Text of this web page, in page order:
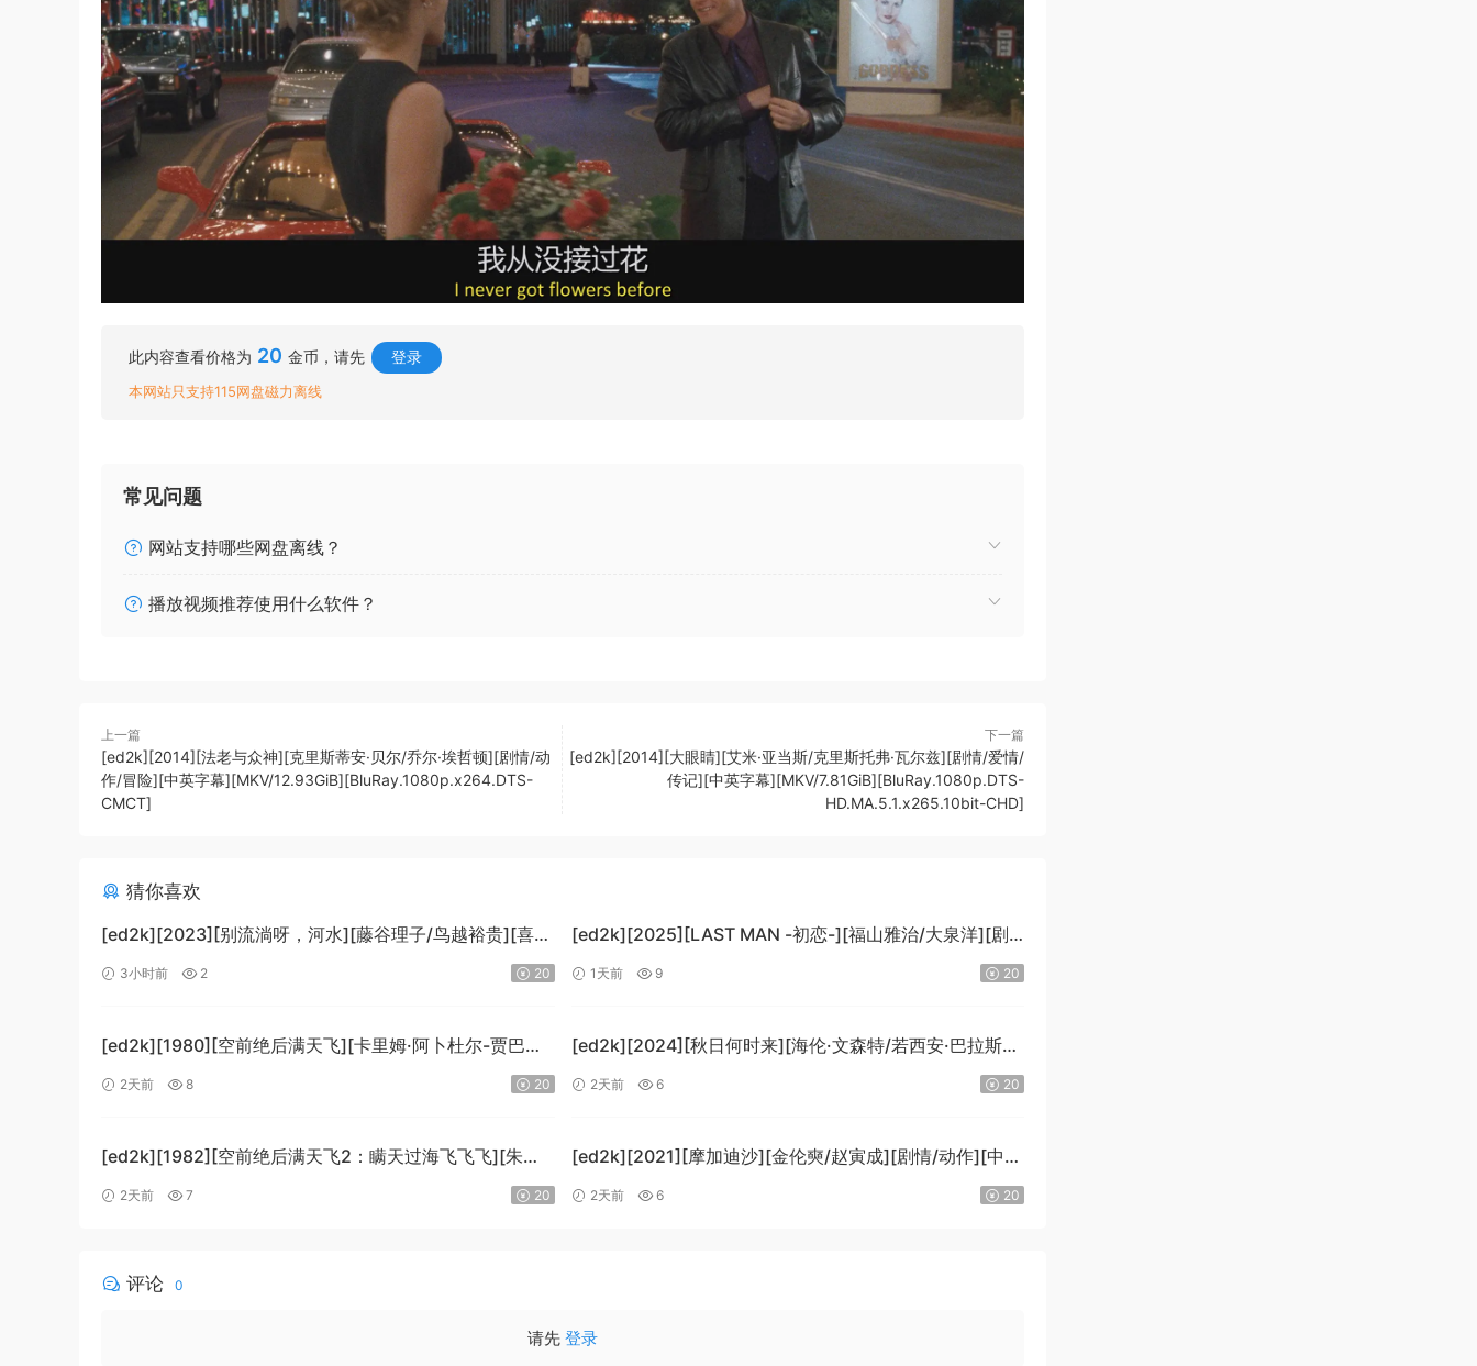
此内容查看价格为 20 金币，请先 登录
本网站只支持115网盘磁力离线
常见问题
网站支持哪些网盘离线？
播放视频推荐使用什么软件？
上一篇
[ed2k][2014][法老与众神][克里斯蒂安·贝尔/乔尔·埃哲顿][剧情/动
作/冒险][中英字幕][MKV/12.93GiB][BluRay.1080p.x264.DTS-
CMCT]
下一篇
[ed2k][2014][大眼睛][艾米·亚当斯/克里斯托弗·瓦尔兹][剧情/爱情/
传记][中英字幕][MKV/7.81GiB][BluRay.1080p.DTS-
HD.MA.5.1.x265.10bit-CHD]
猜你喜欢
[ed2k][2023][别流淌呀，河水][藤谷理子/鸟越裕贵][喜
剧/科幻][中文字幕][MKV/4.37GiB]
3小时前 2 20
[ed2k][2025][LAST MAN -初恋-][福山雅治/大泉洋][剧
情][中文字幕][MKV/5.47GiB]
1天前 9 20
[ed2k][1980][空前绝后满天飞][卡里姆·阿卜杜尔-贾巴尔/
劳埃德·布里吉斯][喜剧][简繁英字幕][MKV/8.64GiB]
2天前 8 20
[ed2k][2024][秋日何时来][海伦·文森特/若西安·巴拉斯
科][剧情][中文字幕][MKV/7.09GiB]
2天前 6 20
[ed2k][1982][空前绝后满天飞2：瞒天过海飞飞飞][朱莉·
哈格蒂/罗伯特·海斯][喜剧/科幻][中文字幕]
2天前 7 20
[ed2k][2021][摩加迪沙][金伦奭/赵寅成][剧情/动作][中文
字幕][MKV/11.47GiB][1080p.BluRay.x264.DTS-WiKi]
2天前 6 20
评论 0
请先 登录